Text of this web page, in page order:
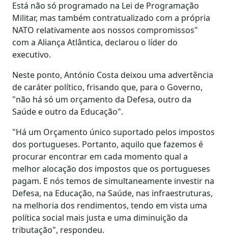
Está não só programado na Lei de Programação
Militar, mas também contratualizado com a própria
NATO relativamente aos nossos compromissos"
com a Aliança Atlântica, declarou o líder do
executivo.
Neste ponto, António Costa deixou uma advertência
de caráter político, frisando que, para o Governo,
"não há só um orçamento da Defesa, outro da
Saúde e outro da Educação".
"Há um Orçamento único suportado pelos impostos
dos portugueses. Portanto, aquilo que fazemos é
procurar encontrar em cada momento qual a
melhor alocação dos impostos que os portugueses
pagam. E nós temos de simultaneamente investir na
Defesa, na Educação, na Saúde, nas infraestruturas,
na melhoria dos rendimentos, tendo em vista uma
política social mais justa e uma diminuição da
tributação", respondeu.